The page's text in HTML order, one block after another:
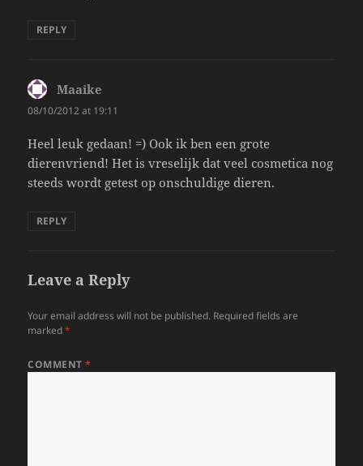
REPLY
Maaike
08/10/2012 at 19:11
Heel leuk gedaan! =) Ook ik ben een grote
dierenvriend! Het is vreselijk dat veel cosmetica nog
steeds wordt getest op onschuldige dieren.
REPLY
Leave a Reply
Your email address will not be published. Required fields are
marked*
COMMENT*